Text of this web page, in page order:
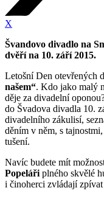
X
Švandovo divadlo na
dvěří na 10. září 2015.
Letošní Den otevřených
našem“. Kdo jako malý
děje za divadelní
do Švadova divadla 10.
divadelního zákulisí,
děním v něm, s
tušení.
Navíc budete mít
Popelářiplného skvělé
i činoherci zvládají